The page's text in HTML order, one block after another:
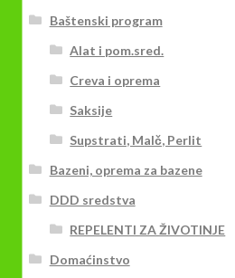
Baštenski program
Alat i pom.sred.
Creva i oprema
Saksije
Supstrati, Malč, Perlit
Bazeni, oprema za bazene
DDD sredstva
REPELENTI ZA ŽIVOTINJE
Domaćinstvo